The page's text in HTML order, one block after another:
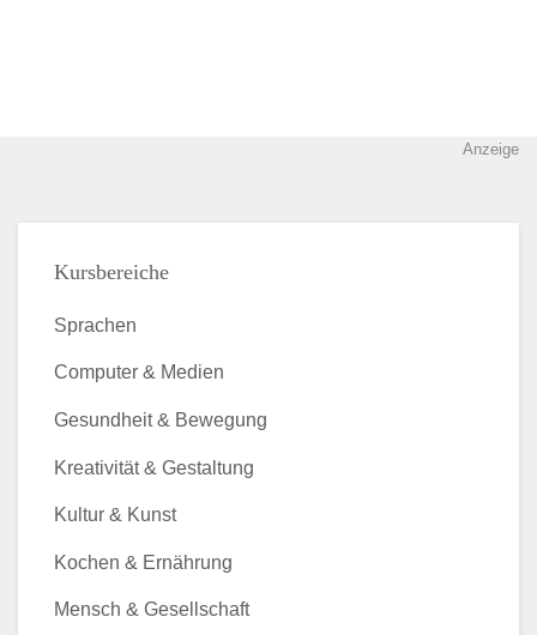
Anzeige
Kursbereiche
Sprachen
Computer & Medien
Gesundheit & Bewegung
Kreativität & Gestaltung
Kultur & Kunst
Kochen & Ernährung
Mensch & Gesellschaft